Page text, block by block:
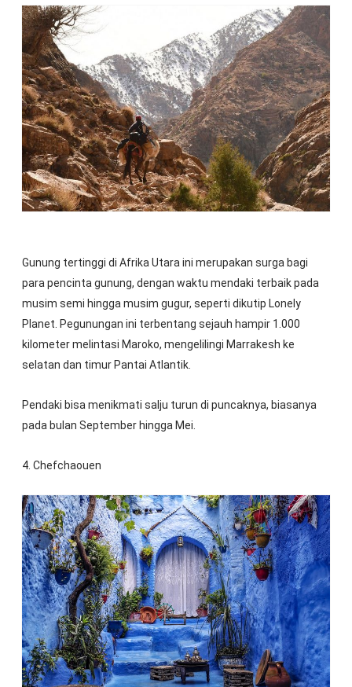
Gunung tertinggi di Afrika Utara ini merupakan surga bagi
para pencinta gunung, dengan waktu mendaki terbaik pada
musim semi hingga musim gugur, seperti dikutip Lonely
Planet. Pegunungan ini terbentang sejauh hampir 1.000
kilometer melintasi Maroko, mengelilingi Marrakesh ke
selatan dan timur Pantai Atlantik.
Pendaki bisa menikmati salju turun di puncaknya, biasanya
pada bulan September hingga Mei.
4. Chefchaouen